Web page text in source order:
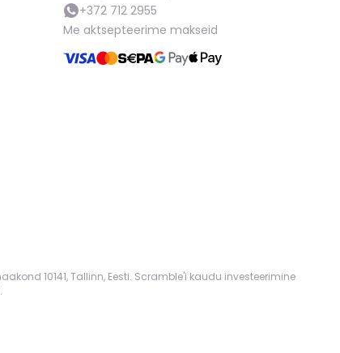
+372 712 2955
Me aktsepteerime makseid
10141, Tallinn, Eesti. Scramble'i kaudu investeerimine